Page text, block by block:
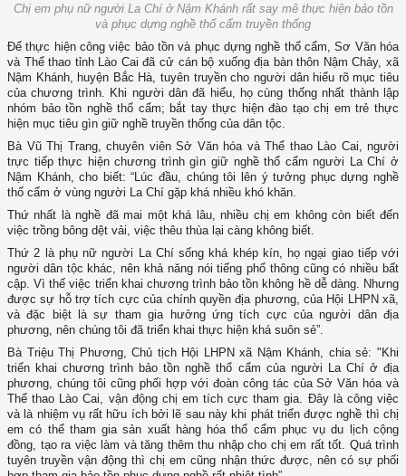
Chị em phụ nữ người La Chí ở Nậm Khánh rất say mê thực hiện bảo tồn
và phục dựng nghề thổ cẩm truyền thống
Để thực hiện công việc bảo tồn và phục dựng nghề thổ cẩm, Sơ Văn hóa
và Thể thao tỉnh Lào Cai đã cử cán bộ xuống địa bàn thôn Nậm Chảy, xã
Nậm Khánh, huyện Bắc Hà, tuyên truyền cho người dân hiểu rõ mục tiêu
của chương trình. Khi người dân đã hiểu, họ cùng thống nhất thành lập
nhóm bảo tồn nghề thổ cẩm; bắt tay thực hiện đào tạo chị em trẻ thực
hiện mục tiêu gìn giữ nghề truyền thống của dân tộc.
Bà Vũ Thị Trang, chuyên viên Sở Văn hóa và Thể thao Lào Cai, người
trực tiếp thực hiện chương trình gìn giữ nghề thổ cẩm người La Chí ở
Nậm Khánh, cho biết: “Lúc đầu, chúng tôi lên ý tưởng phục dựng nghề
thổ cẩm ở vùng người La Chí gặp khá nhiều khó khăn.
Thứ nhất là nghề đã mai một khá lâu, nhiều chị em không còn biết đến
việc trồng bông dệt vải, việc thêu thùa lại càng không biết.
Thứ 2 là phụ nữ người La Chí sống khá khép kín, họ ngại giao tiếp với
người dân tộc khác, nên khả năng nói tiếng phổ thông cũng có nhiều bất
cập. Vì thế việc triển khai chương trình bảo tồn không hề dễ dàng. Nhưng
được sự hỗ trợ tích cực của chính quyền địa phương, của Hội LHPN xã,
và đặc biệt là sự tham gia hưởng ứng tích cực của người dân địa
phương, nên chúng tôi đã triển khai thực hiện khá suôn sẻ”.
Bà Triệu Thị Phương, Chủ tịch Hội LHPN xã Nậm Khánh, chia sẻ: "Khi
triển khai chương trình bảo tồn nghề thổ cẩm của người La Chí ở địa
phương, chúng tôi cũng phối hợp với đoàn công tác của Sở Văn hóa và
Thể thao Lào Cai, vận động chị em tích cực tham gia. Đây là công việc
và là nhiệm vụ rất hữu ích bởi lẽ sau này khi phát triển được nghề thì chị
em có thể tham gia sản xuất hàng hóa thổ cẩm phục vụ du lịch cộng
đồng, tạo ra việc làm và tăng thêm thu nhập cho chị em rất tốt. Quá trình
tuyên truyền vận động thì chị em cũng nhận thức được, nên có sự phối